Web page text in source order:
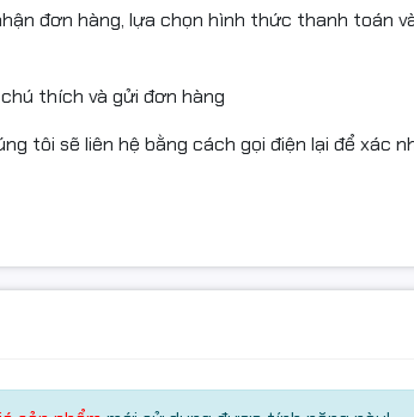
M701, M706
5%
khắt khe như Mỹ, Canada, EU, Nhật Bản,
và doanh nghiệp in nhiều
thế và lắp đặt
mực chính hãng
đơn hàng, lựa chọn hình thức thanh toán
thích và gửi đơn hàng
tôi sẽ liên hệ bằng cách gọi điện lại để xác